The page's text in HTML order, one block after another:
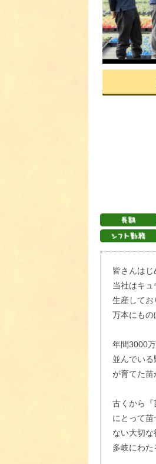
皆さんはじ
当社はキ
生産して
万本にもの
年間3000
並んでい
が育てた苗
古くから『
にとって
ない大切な
多岐にわた